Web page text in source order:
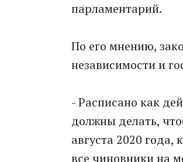
парламентарий.
По его мнению,
независимости и
- Расписано как
должны делать,
августа 2020 года,
все чиновники на